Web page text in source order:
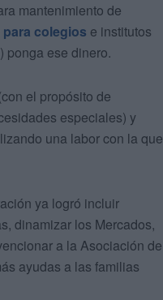
mantenimiento de
colegios e institutos
ponga ese dinero.
el propósito de
especiales) y
una labor con la que
ya logró incluir
dinamizar los Mercados,
a la Asociación de
ayudas a las familias